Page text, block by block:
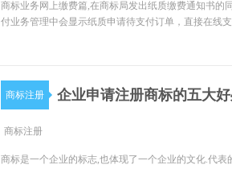
商标业务网上缴费篇,在商标局发出纸质缴费通知书
付业务管理中会显示纸质申请待支付订单，直接在线支
商标注册 企业申请注册商标的五大
商标注册
商标是一个企业的标志,也体现了一个企业的文化.代